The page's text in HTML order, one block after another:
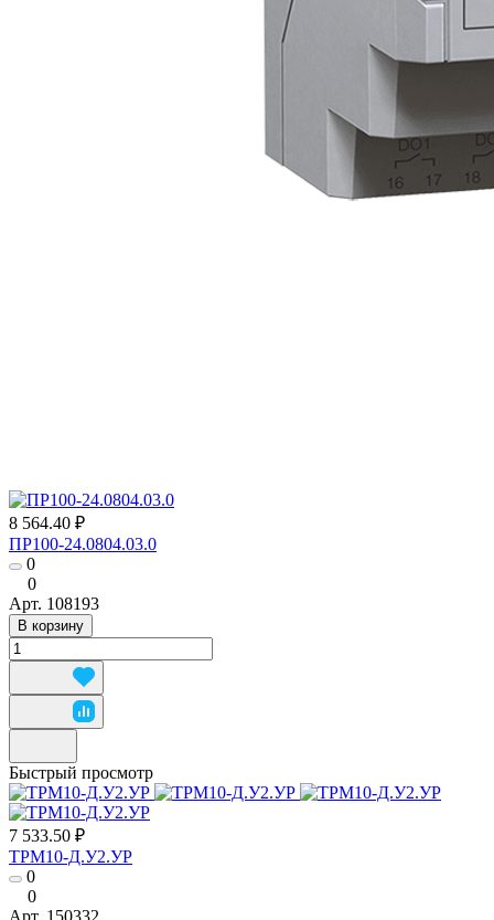
8 564.40 ₽
ПР100-24.0804.03.0
0
0
Арт. 108193
В корзину
Быстрый просмотр
7 533.50 ₽
ТРМ10-Д.У2.УР
0
0
Арт. 150332